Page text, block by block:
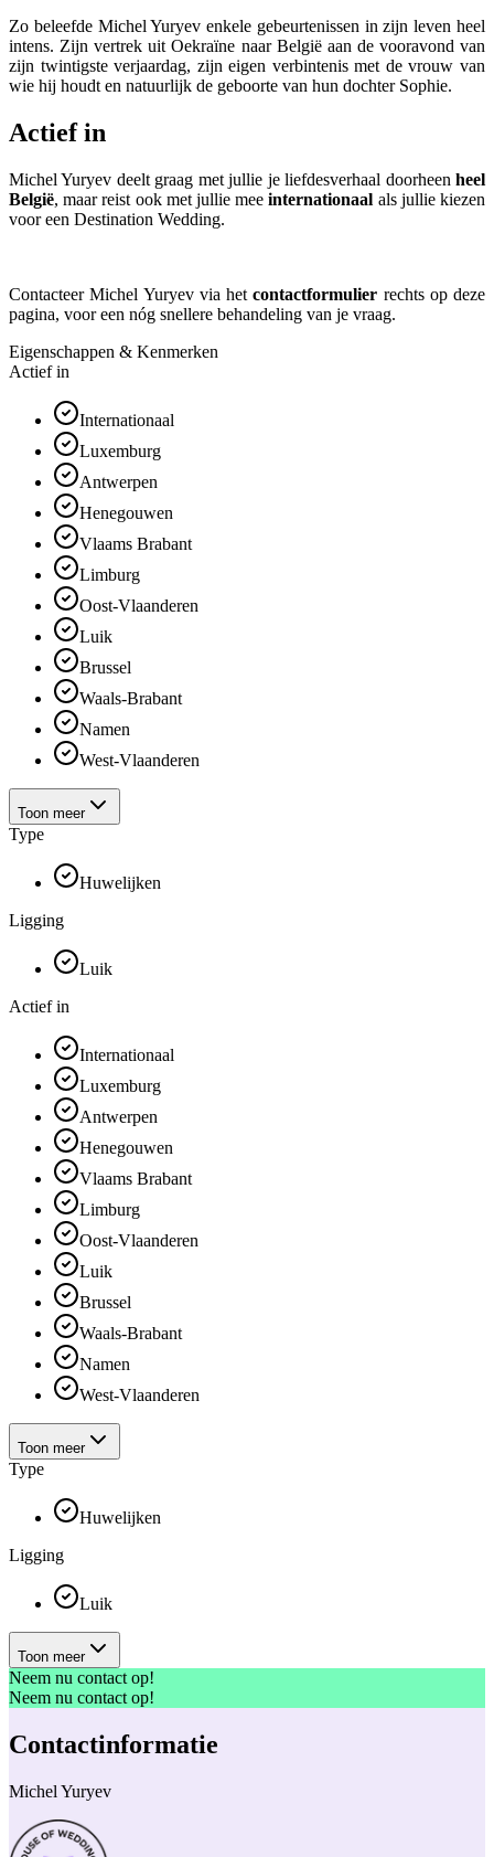
Zo beleefde Michel Yuryev enkele gebeurtenissen in zijn leven heel
intens. Zijn vertrek uit Oekraïne naar België aan de vooravond van
zijn twintigste verjaardag, zijn eigen verbintenis met de vrouw van
wie hij houdt en natuurlijk de geboorte van hun dochter Sophie.
Actief in
Michel Yuryev deelt graag met jullie je liefdesverhaal doorheen heel
België, maar reist ook met jullie meeinternationaal als jullie kiezen
voor een Destination Wedding.
Contacteer Michel Yuryev via hetcontactformulier rechts op deze
pagina, voor een nóg snellere behandeling van je vraag.
Eigenschappen & Kenmerken
Actief in
Internationaal
Luxemburg
Antwerpen
Henegouwen
Vlaams Brabant
Limburg
Oost-Vlaanderen
Luik
Brussel
Waals-Brabant
Namen
West-Vlaanderen
Toon meer
Type
Huwelijken
Ligging
Luik
Actief in
Internationaal
Luxemburg
Antwerpen
Henegouwen
Vlaams Brabant
Limburg
Oost-Vlaanderen
Luik
Brussel
Waals-Brabant
Namen
West-Vlaanderen
Toon meer
Type
Huwelijken
Ligging
Luik
Toon meer
Neem nu contact op!
Neem nu contact op!
Contactinformatie
Michel Yuryev